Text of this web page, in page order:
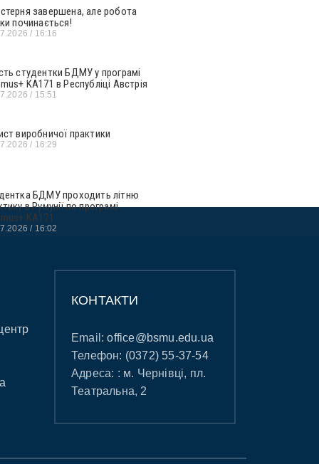
завершена, але робота
починається!
16:16
студентки БДМУ у програмі
KA171 в Республіці Австрія
15:51
виробничої практики
16:29
БДМУ проходить літню
в Румунії по програмі
KA171
16:02
КОНТАКТИ
Email:office@bsmu.edu.ua
Телефон: (0372) 55-37-54
Адреса: : м. Чернівці, пл.
Театральна, 2